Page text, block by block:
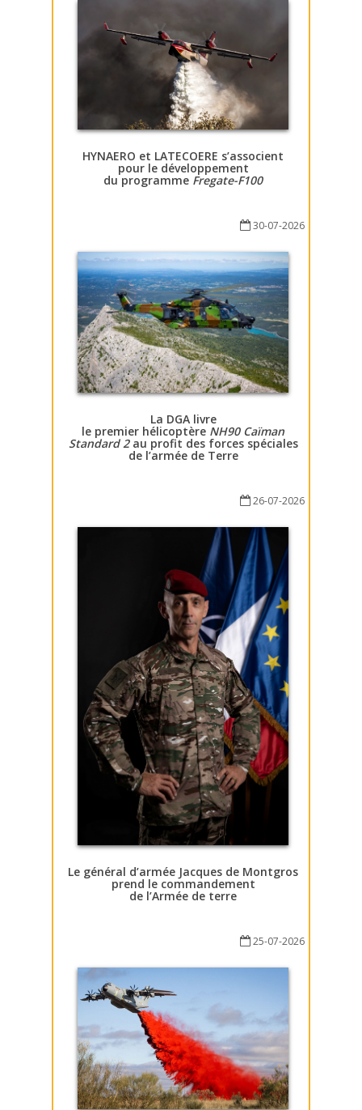
HYNAERO et LATECOERE s’associent
pour le développement
du programme Fregate-F100
30-07-2026
La DGA livre
le premier hélicoptère NH90 Caïman
Standard 2au profit des forces spéciales
de l’armée de Terre
26-07-2026
Le général d’armée Jacques de Montgros
prend le commandement
de l’Armée de terre
25-07-2026